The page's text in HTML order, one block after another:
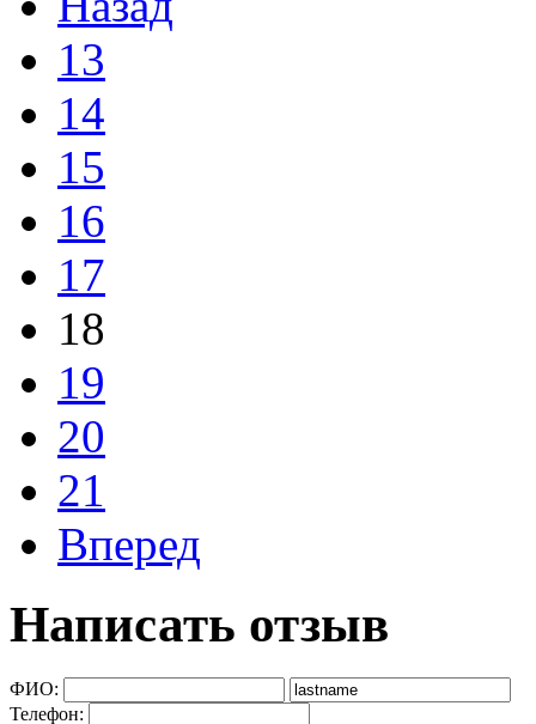
13
14
15
16
17
18
19
20
21
Вперед
Написать отзыв
ФИО:
Телефон: